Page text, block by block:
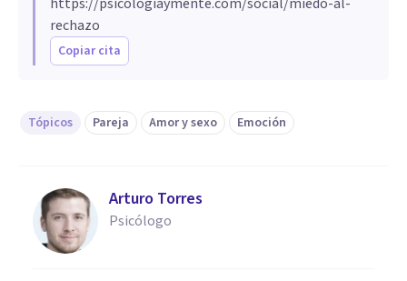
rechazo
Copiar cita
Tópicos Pareja Amor y sexo Emoción
Arturo Torres
Psicólogo